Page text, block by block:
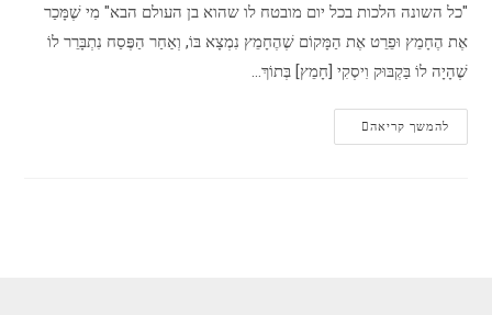
"כל השונה הלכות בכל יום מובטח לו שהוא בן העולם הבא" מִי שֶׁמָּכַר
אֶת הֶחָמֵץ וּפֵרֵט אֶת הַמָּקוֹם שֶׁהֶחָמֵץ נִמְצָא בּוֹ, וְאַחַר הַפֶּסַח נִתְבָּרֵר לוֹ
שֶׁהָיָה לוֹ בַּקְבּוּק וִיסְקִי [חָמֵץ] בְּתוֹךְ…
להמשך קריאה